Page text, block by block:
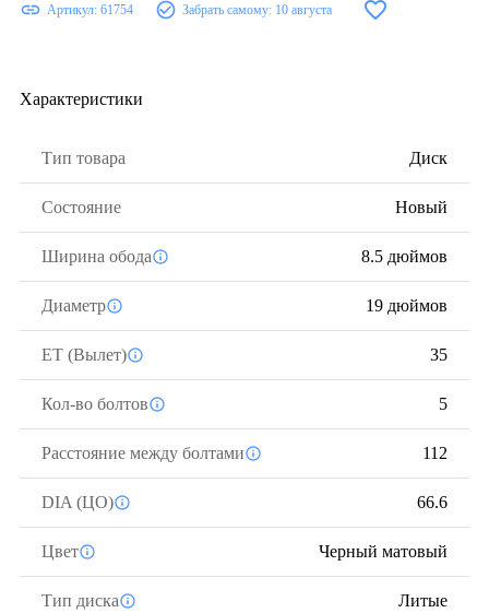
Артикул: 61754 Забрать самому: 10 августа
Характеристики
Тип товара Диск
Состояние Новый
Ширина обода 8.5 дюймов
Диаметр 19 дюймов
ЕТ (Вылет) 35
Кол-во болтов 5
Расстояние между болтами 112
DIA (ЦО) 66.6
Цвет Черный матовый
Тип диска Литые